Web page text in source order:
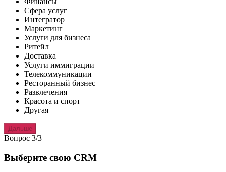
Сфера услуг
Интегратор
Маркетинг
Услуги для бизнеса
Ритейл
Доставка
Услуги иммиграции
Телекоммуникации
Ресторанный бизнес
Развлечения
Красота и спорт
Другая
Дальше
Вопрос 3/3
Выберите свою CRM